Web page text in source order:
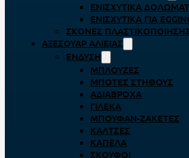
ΕΝΙΣΧΥΤΙΚΆ
ΕΝΙΣΧΥΤΙΚΆ ΓΙΑ
ΣΚΌΝΕΣ
ΑΞΕΣΟΥΆΡ ΑΛΙΕΊΑΣ
ΈΝΔΥΣΗ
ΜΠΛΟΎΖΕΣ
ΜΠΌΤΕΣ ΣΤΉΘΟΥΣ
ΑΔΙΆΒΡΟΧΑ
ΓΙΛΈΚΑ
ΜΠΟΥΦΆΝ-ΖΑΚΈΤΕΣ
ΚΆΛΤΣΕΣ
ΚΑΠΈΛΑ
ΣΚΟΎΦΟΙ